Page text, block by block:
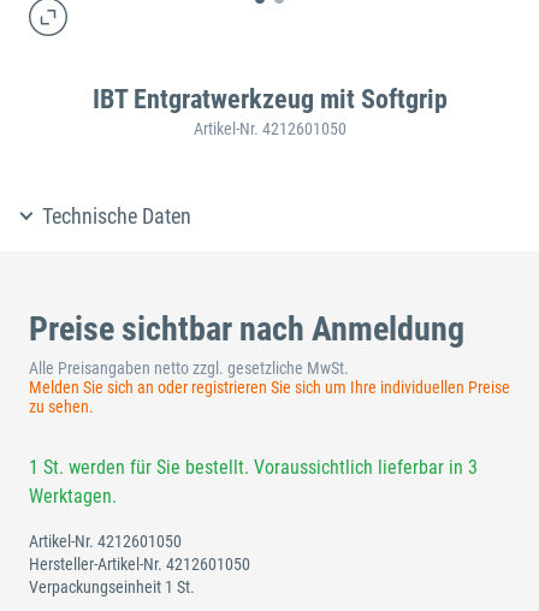
IBT Entgratwerkzeug mit Softgrip
Artikel-Nr. 4212601050
Technische Daten
Preise sichtbar nach Anmeldung
Alle Preisangaben netto zzgl. gesetzliche MwSt.
Melden Sie sich an oder registrieren Sie sich um Ihre individuellen Preise
zu sehen.
1 St. werden für Sie bestellt. Voraussichtlich lieferbar in 3
Werktagen.
Artikel-Nr. 4212601050
Hersteller-Artikel-Nr. 4212601050
Verpackungseinheit 1 St.